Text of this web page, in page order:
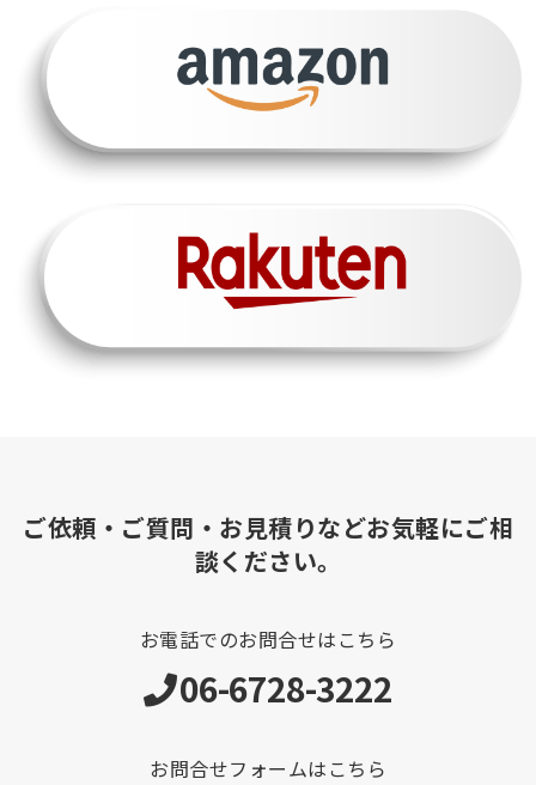
ご依頼・ご質問・お見積りなどお気軽にご相
談ください。
お電話でのお問合せはこちら
06-6728-3222
お問合せフォームはこちら